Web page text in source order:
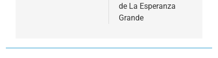
de La Esperanza
Grande